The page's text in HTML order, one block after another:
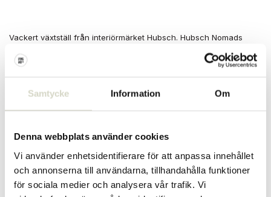
Samtycke Information Om
Denna webbplats använder cookies
Vi använder enhetsidentifierare för att anpassa innehållet
och annonserna till användarna, tillhandahålla funktioner
för sociala medier och analysera vår trafik. Vi
Vackert växtställ från interiörmärket Hubsch. Hubsch Nomads
sätta upp en plantering eller blomkruka så att den sticker ut ännu
Mått: ø45 x höjd 30cm
PRODUKTSPECIFIKATIONER
Artikelnummer 881613